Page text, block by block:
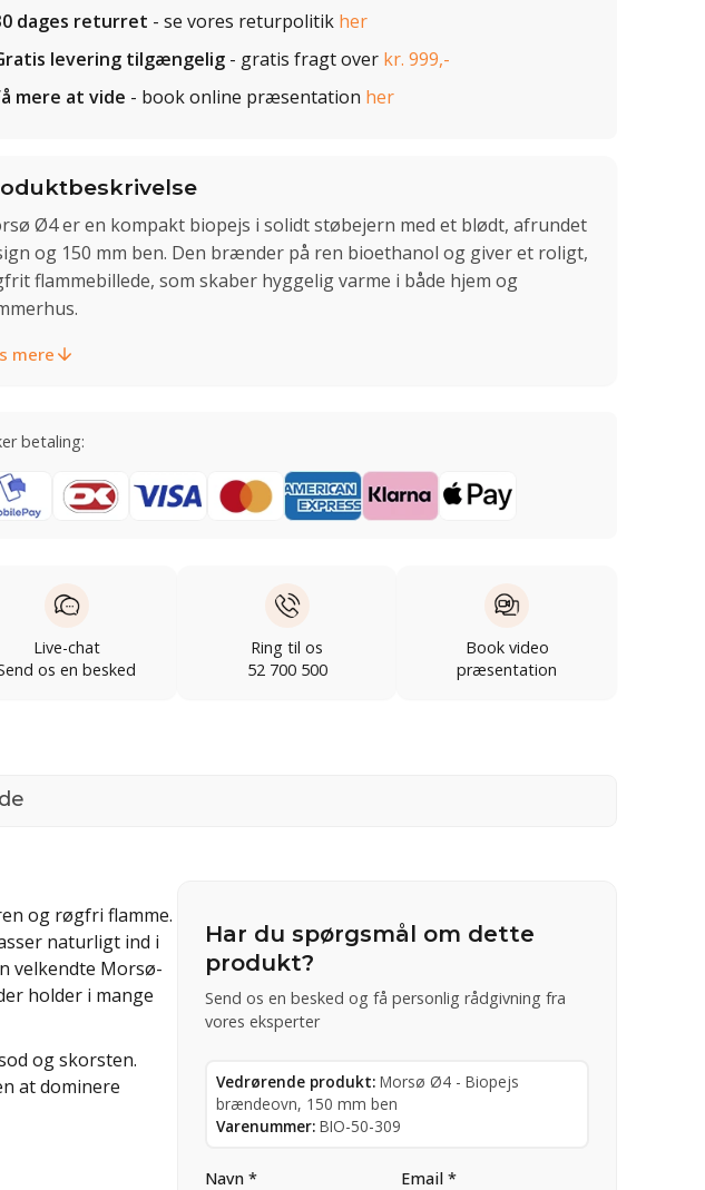
dages returret - se vores returpolitik her
levering tilgængelig - gratis fragt over kr. 999,-
mere at vide - book online præsentation her
Ø4 er en kompakt biopejs i solidt støbejern med et blødt, afrundet
og 150 mm ben. Den brænder på ren bioethanol og giver et roligt,
flammebillede, som skaber hyggelig varme i både hjem og
mere
betaling:
Live-chat
os en besked
Ring til os
52 700 500
Book video
præsentation
og røgfri flamme.
naturligt ind i
velkendte Morsø-
holder i mange
og skorsten.
at dominere
Har du spørgsmål om dette
produkt?
Send os en besked og få personlig rådgivning fra
vores eksperter
Vedrørende produkt: Morsø Ø4 - Biopejs
brændeovn, 150 mm ben
Varenummer: BIO-50-309
Navn * Email *